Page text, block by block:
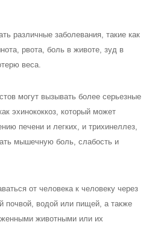
различные заболевания, такие как
рвота, боль в животе, зуд в
веса.
могут вызывать более серьезные
эхинококкоз, который может
печени и легких, и трихинеллез,
мышечную боль, слабость и
от человека к человеку через
почвой, водой или пищей, а также
животными или их